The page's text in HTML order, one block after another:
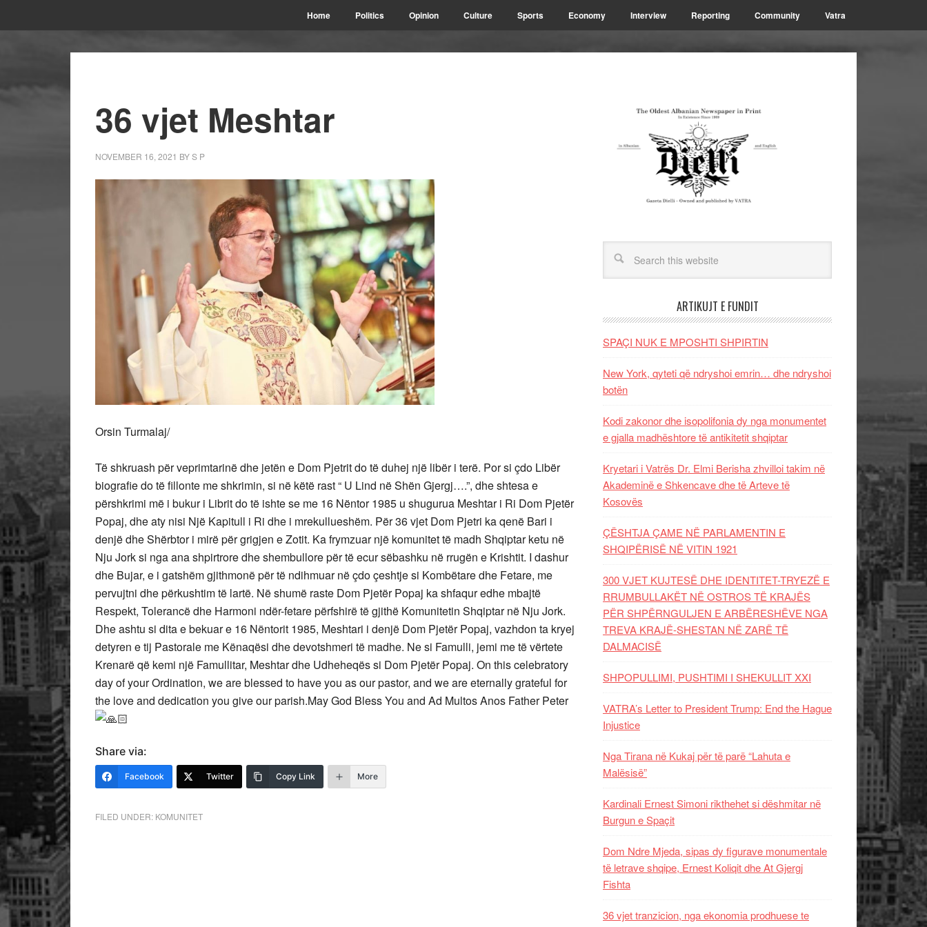
Home Politics Opinion Culture Sports Economy Interview Reporting Community Vatra
36 vjet Meshtar
NOVEMBER 16, 2021 BYS P
Orsin Turmalaj/
Të shkruash për veprimtarinë dhe jetën e Dom Pjetrit do të duhej një libër i terë. Por si çdo Libër
biografie do të fillonte me shkrimin, si në këtë rast “ U Lind në Shën Gjergj….”, dhe shtesa e
përshkrimi më i bukur i Librit do të ishte se me 16 Nëntor 1985 u shugurua Meshtar i Ri Dom Pjetër
Popaj, dhe aty nisi Një Kapitull i Ri dhe i mrekullueshëm. Për 36 vjet Dom Pjetri ka qenë Bari i
denjë dhe Shërbtor i mirë për grigjen e Zotit. Ka frymzuar një komunitet të madh Shqiptar ketu në
Nju Jork si nga ana shpirtrore dhe shembullore për të ecur sëbashku në rrugën e Krishtit. I dashur
dhe Bujar, e i gatshëm gjithmonë për të ndihmuar në çdo çeshtje si Kombëtare dhe Fetare, me
pervujtni dhe përkushtim të lartë. Në shumë raste Dom Pjetër Popaj ka shfaqur edhe mbajtë
Respekt, Tolerancë dhe Harmoni ndër-fetare përfshirë të gjithë Komunitetin Shqiptar në Nju Jork.
Dhe ashtu si dita e bekuar e 16 Nëntorit 1985, Meshtari i denjë Dom Pjetër Popaj, vazhdon ta kryej
detyren e tij Pastorale me Kënaqësi dhe devotshmeri të madhe. Ne si Famulli, jemi me të vërtete
Krenarë që kemi një Famullitar, Meshtar dhe Udheheqës si Dom Pjetër Popaj. On this celebratory
day of your Ordination, we are blessed to have you as our pastor, and we are eternally grateful for
the love and dedication you give our parish.May God Bless You and Ad Multos Anos Father Peter
Share via:
Facebook Twitter Copy Link More
FILED UNDER: KOMUNITET
ARTIKUJT E FUNDIT
SPAÇI NUK E MPOSHTI SHPIRTIN
New York, qyteti që ndryshoi emrin… dhe ndryshoi
botën
Kodi zakonor dhe isopolifonia dy nga monumentet
e gjalla madhështore të antikitetit shqiptar
Kryetari i Vatrës Dr. Elmi Berisha zhvilloi takim në
Akademinë e Shkencave dhe të Arteve të
Kosovës
ÇËSHTJA ÇAME NË PARLAMENTIN E
SHQIPËRISË NË VITIN 1921
300 VJET KUJTESË DHE IDENTITET-TRYEZË E
RRUMBULLAKËT NË OSTROS TË KRAJËS
PËR SHPËRNGULJEN E ARBËRESHËVE NGA
TREVA KRAJË-SHESTAN NË ZARË TË
DALMACISË
SHPOPULLIMI, PUSHTIMI I SHEKULLIT XXI
VATRA’s Letter to President Trump: End the Hague
Injustice
Nga Tirana në Kukaj për të parë “Lahuta e
Malësisë”
Kardinali Ernest Simoni rikthehet si dëshmitar në
Burgun e Spaçit
Dom Ndre Mjeda, sipas dy figurave monumentale
të letrave shqipe, Ernest Koliqit dhe At Gjergj
Fishta
36 vjet tranzicion, nga ekonomia prodhuese te